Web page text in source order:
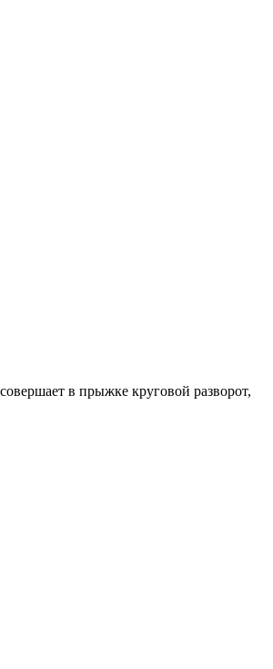
в прыжке круговой разворот,